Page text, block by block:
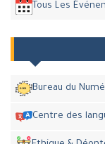
Tous Les
Bureau du
Centre des